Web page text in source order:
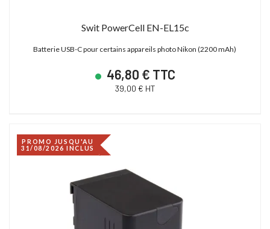
Swit PowerCell EN-EL15c
Batterie USB-C pour certains appareils photo Nikon (2200 mAh)
46,80 € TTC
39,00 € HT
PROMO JUSQU'AU
31/08/2026 INCLUS